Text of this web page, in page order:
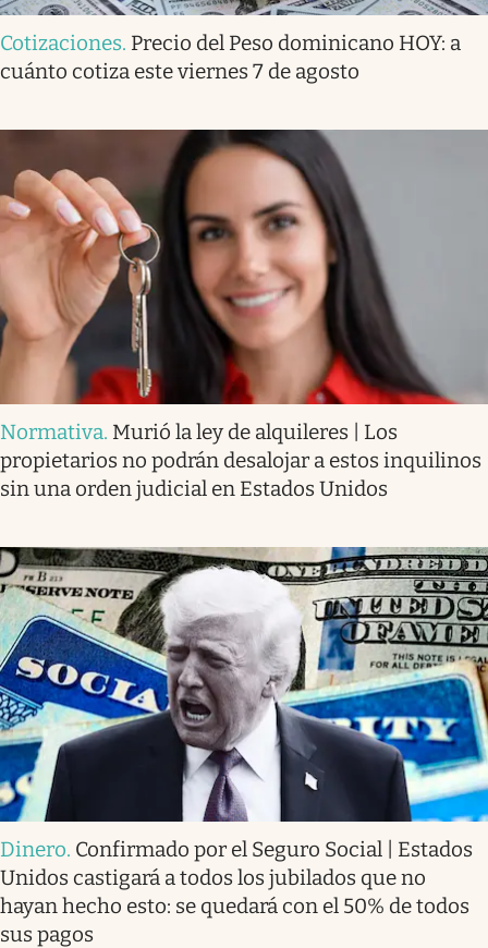
Cotizaciones. Precio del Peso dominicano HOY: a
cuánto cotiza este viernes 7 de agosto
Normativa. Murió la ley de alquileres | Los
propietarios no podrán desalojar a estos inquilinos
sin una orden judicial en Estados Unidos
Dinero. Confirmado por el Seguro Social | Estados
Unidos castigará a todos los jubilados que no
hayan hecho esto: se quedará con el 50% de todos
sus pagos